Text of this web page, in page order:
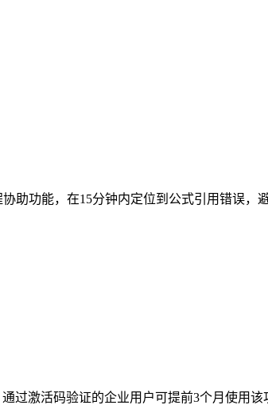
助功能，在15分钟内定位到公式引用错误，
过激活码验证的企业用户可提前3个月使用该